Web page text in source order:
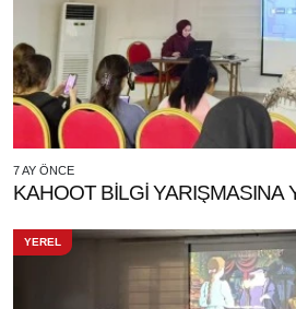
7 AY ÖNCE
KAHOOT BİLGİ YARIŞMASINA
YEREL